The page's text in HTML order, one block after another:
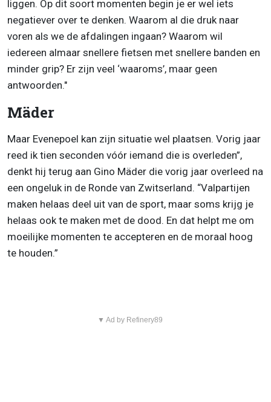
liggen. Op dit soort momenten begin je er wel iets
negatiever over te denken. Waarom al die druk naar
voren als we de afdalingen ingaan? Waarom wil
iedereen almaar snellere fietsen met snellere banden en
minder grip? Er zijn veel ‘waaroms’, maar geen
antwoorden."
Mäder
Maar Evenepoel kan zijn situatie wel plaatsen. Vorig jaar
reed ik tien seconden vóór iemand die is overleden”,
denkt hij terug aan Gino Mäder die vorig jaar overleed na
een ongeluk in de Ronde van Zwitserland. “Valpartijen
maken helaas deel uit van de sport, maar soms krijg je
helaas ook te maken met de dood. En dat helpt me om
moeilijke momenten te accepteren en de moraal hoog
te houden.”
▼ Ad by Refinery89